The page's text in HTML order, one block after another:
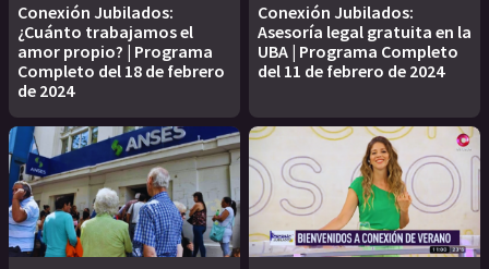
Conexión Jubilados:
¿Cuánto trabajamos el
amor propio? | Programa
Completo del 18 de febrero
de 2024
Conexión Jubilados:
Asesoría legal gratuita en la
UBA | Programa Completo
del 11 de febrero de 2024